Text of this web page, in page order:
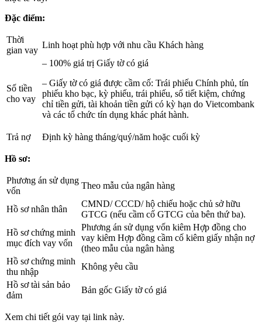
Đặc điểm:
Thời
gian vay
Linh hoạt phù hợp với nhu cầu Khách hàng
Số tiền
cho vay
– 100% giá trị Giấy tờ có giá
– Giấy tờ có giá được cầm cố: Trái phiếu Chính phủ, tín
phiếu kho bạc, kỳ phiếu, trái phiếu, sổ tiết kiệm, chứng
chỉ tiền gửi, tài khoản tiền gửi có kỳ hạn do Vietcombank
và các tổ chức tín dụng khác phát hành.
Trả nợ Định kỳ hàng tháng/quý/năm hoặc cuối kỳ
Hồ sơ:
Phương án sử dụng
vốn
Theo mẫu của ngân hàng
Hồ sơ nhân thân
CMND/ CCCD/ hộ chiếu hoặc chủ sở hữu
GTCG (nếu cầm cố GTCG của bên thứ ba).
Hồ sơ chứng minh
mục đích vay vốn
Phương án sử dụng vốn kiêm Hợp đồng cho
vay kiêm Hợp đồng cầm cố kiêm giấy nhận nợ
(theo mẫu của ngân hàng
Hồ sơ chứng minh
thu nhập
Không yêu cầu
Hồ sơ tài sản bảo
đảm
Bản gốc Giấy tờ có giá
Xem chi tiết gói vay tại link này.